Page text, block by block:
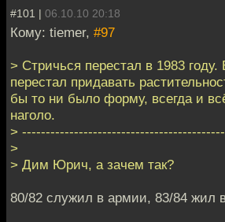
#101 | 06.10.10 20:18
Кому: tiemer, #97
> Стричься перестал в 1983
перестал придавать
бы то ни было форму, всегда и
наголо.
>
>
> Дим Юрич, а зачем так?
80/82 служил в армии, 83/84 жил